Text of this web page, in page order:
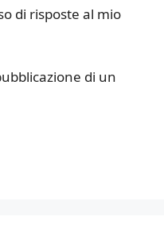
di risposte al mio
di un